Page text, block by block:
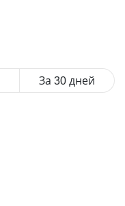
За 30 дней